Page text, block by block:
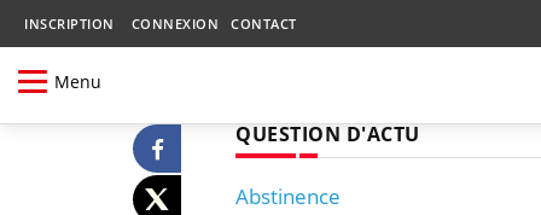
INSCRIPTION CONNEXION CONTACT
Menu
QUESTION D'ACTU
Abstinence